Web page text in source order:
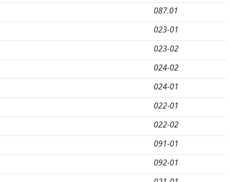
087.01
023-01
023-02
024-02
024-01
022-01
022-02
091-01
092-01